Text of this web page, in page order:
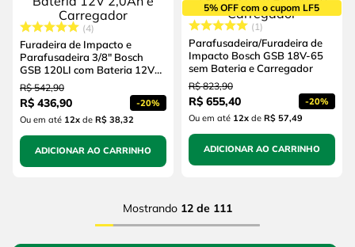
4
Furadeira de Impacto e
Parafusadeira 3/8" Bosch
GSB 120LI com Bateria 12V
2,0Ah e Carregador
R$ 542,90
R$ 436,90 -20%
Ou em até 12xde R$ 38,32
ADICIONAR AO CARRINHO
5% OFF com o cupom LF5
1
Parafusadeira/Furadeira de
Impacto Bosch GSB 18V-65
sem Bateria e Carregador
R$ 823,90
R$ 655,40 -20%
Ou em até 12xde R$ 57,49
ADICIONAR AO CARRINHO
Mostrando 12 de 111